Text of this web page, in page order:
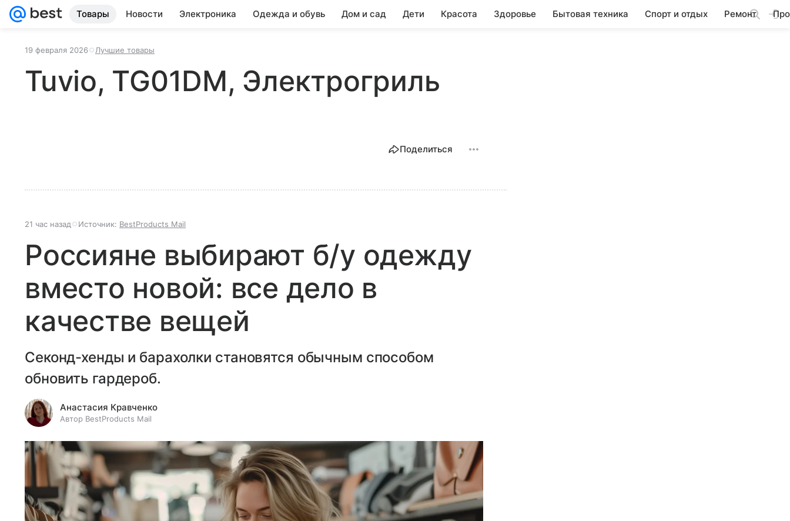
Товары Новости Электроника Одежда и обувь Дом и сад Дети Красота Здоровье Бытовая техника Спорт и отдых Ремонт
19 февраля 2026 Лучшие товары
Tuvio, TG01DM, Электрогриль
Поделиться
21 час назад Источник: BestProducts Mail
Россияне выбирают б/у одежду
вместо новой: все дело в
качестве вещей
Секонд-хенды и барахолки становятся обычным способом
обновить гардероб.
Анастасия Кравченко
Автор BestProducts Mail